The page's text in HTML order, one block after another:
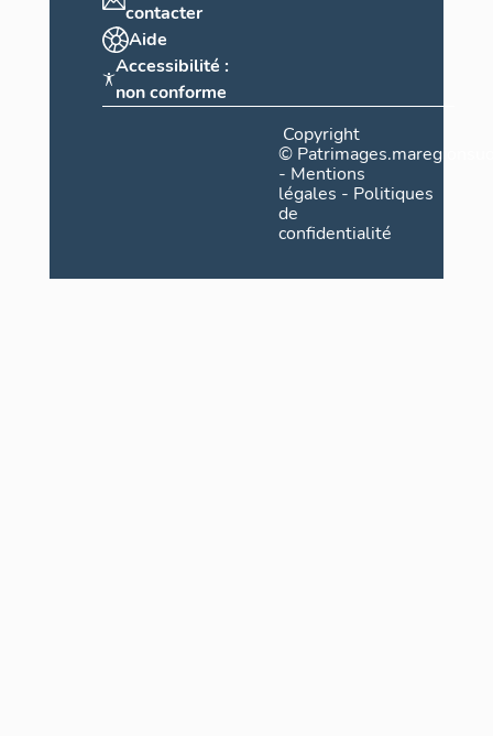
contacter
Aide
Accessibilité :
non conforme
Copyright
©
- Mentions
légales - Politiques
de
confidentialité